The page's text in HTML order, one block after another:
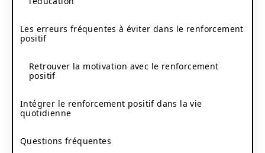
Les erreurs fréquentes à éviter dans le renforcement
positif
Retrouver la motivation avec le renforcement
positif
Intégrer le renforcement positif dans la vie
quotidienne
Questions fréquentes